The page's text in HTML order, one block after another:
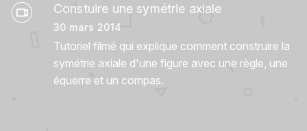
Constuire une symétrie axiale
30 mars 2014
Tutoriel filmé qui explique comment construire la
symétrie axiale d'une figure avec une règle, une
équerre et un compas.